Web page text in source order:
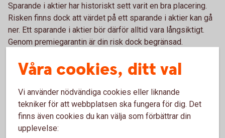
Sparande i aktier har historiskt sett varit en bra placering.
Risken finns dock att värdet på ett sparande i aktier kan gå
ner. Ett sparande i aktier bör därför alltid vara långsiktigt.
Genom premiegarantin är din risk dock begränsad.
Garantin
Garantin innebär att värdet på sparandet den dag du går i
pension aldrig kommer att vara mindre än summan av de
premier som har betalats in i försäkringen. Det gäller
oavsett utvecklingen på börsen. Det garanterade beloppet
Våra cookies, ditt val
Vi använder nödvändiga cookies eller liknande
tekniker för att webbplatsen ska fungera för dig. Det
finns även cookies du kan välja som förbättrar din
upplevelse: